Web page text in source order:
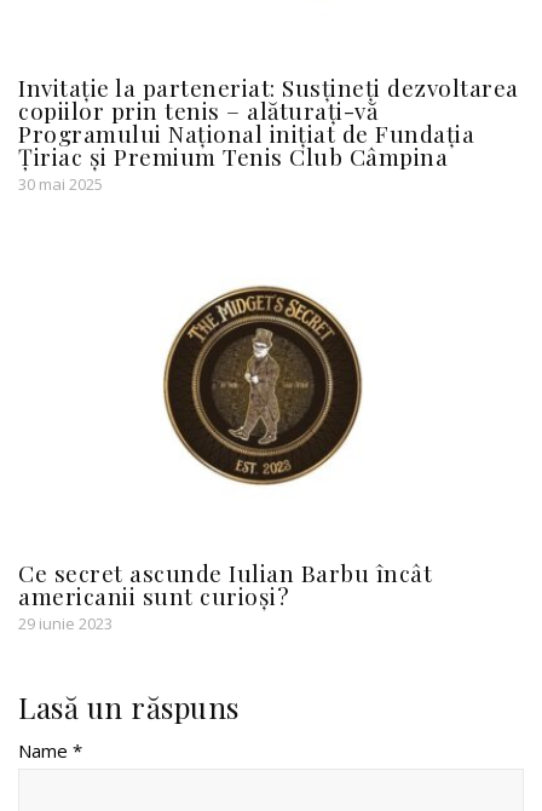
Invitație la parteneriat: Susțineți dezvoltarea
copiilor prin tenis – alăturați-vă
Programului Național inițiat de Fundația
Țiriac și Premium Tenis Club Câmpina
30 mai 2025
Ce secret ascunde Iulian Barbu încât
americanii sunt curioși?
29 iunie 2023
Lasă un răspuns
Name *